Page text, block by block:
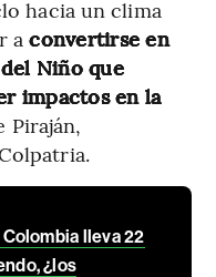
hacia un clima
aconvertirse en
Niño que
impactos en la
Piraján,
lleva 22
¿los